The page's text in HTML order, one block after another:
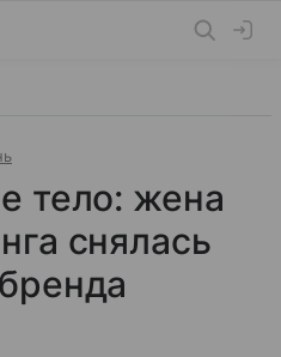
тело: жена
снялась